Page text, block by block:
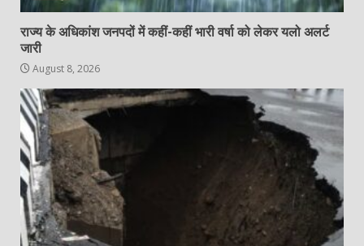
राज्य के अधिकांश जनपदों में कहीं-कहीं भारी वर्षा को लेकर यलो अलर्ट
जारी
August 8, 2026